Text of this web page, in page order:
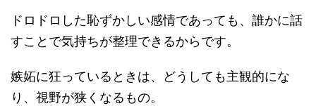
ドロドロした恥ずかしい感情であっても、誰かに話
すことで気持ちが整理できるからです。
嫉妬に狂っているときは、どうしても主観的にな
り、視野が狭くなるもの。